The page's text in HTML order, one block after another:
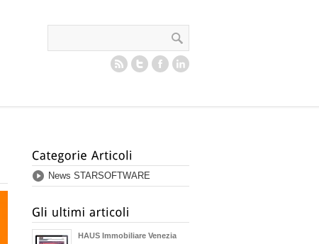
News STARSOFTWARE
HAUS Immobiliare Venezia